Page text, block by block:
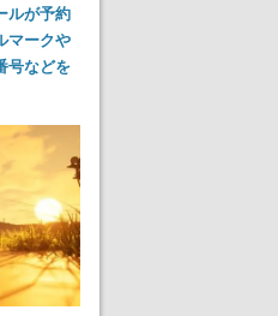
ルが予約
マークや
号などを